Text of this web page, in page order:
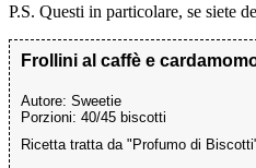
P.S. Questi in particolare, se siete
Frollini al caffè e
Autore: Sweetie
Porzioni: 40/45 biscotti
Ricetta tratta da "Profumo di